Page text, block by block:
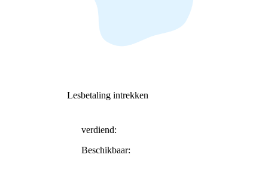
Lesbetaling intrekken
verdiend:
Beschikbaar: